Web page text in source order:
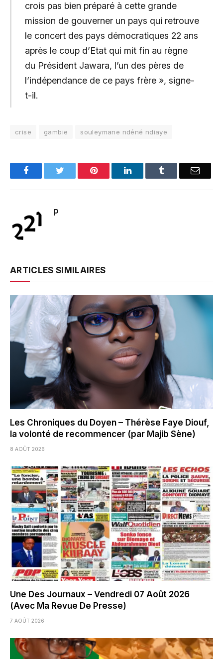
crois pas bien préparé à cette grande
mission de gouverner un pays qui retrouve
le concert des pays démocratiques 22 ans
après le coup d’Etat qui mit fin au règne
du Président Jawara, l’un des pères de
l’indépendance de ce pays frère », signe-
t-il.
crise gambie souleymane ndéné ndiaye
FacebookTwitter Pinterest LinkedInTumblr Email
P
ARTICLES SIMILAIRES
Les Chroniques du Doyen – Thérèse Faye Diouf,
la volonté de recommencer (par Majib Sène)
8 AOÛT 2026
Une Des Journaux – Vendredi 07 Août 2026
(Avec Ma Revue De Presse)
7 AOÛT 2026